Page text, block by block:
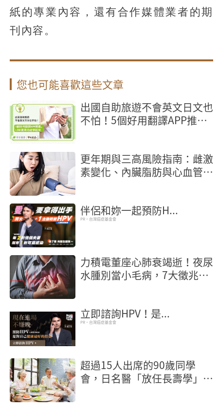
紙的專業內容，還有合作媒體業者的期
刊內容。
您也可能喜歡這些文章
出國自助旅遊不會英文日文也
不怕！5個好用翻譯APP推
更年期與三高風險指南：雌激
素變化、內臟脂肪與心血管保
伴侶和妳一起預防H...
PR・台灣癌症基金會
力積電董座心肺衰竭逝！夜尿
水腫別當小毛病，7大徵兆是
立即諮詢HPV！是...
PR・台灣癌症基金會
超過15人出席的90歲同學
會，日名醫「放任長壽學」3